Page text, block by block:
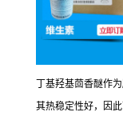
丁基羟基茴香醚作
其热稳定性好，因